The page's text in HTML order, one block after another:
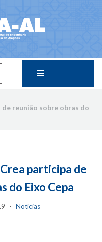
reunião sobre obras do
participa de
do Eixo Cepa
Notícias